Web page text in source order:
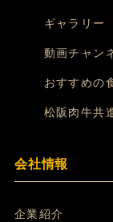
ギャラリー
動画チャン
おすすめの
松阪肉牛共
会社情報
企業紹介